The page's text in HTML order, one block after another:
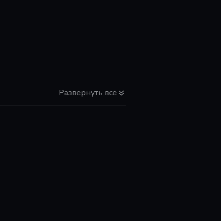
Развернуть всё